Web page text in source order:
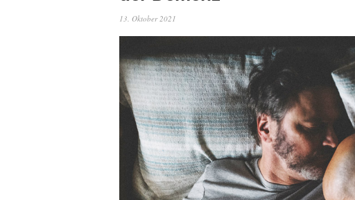
13. Oktober 2021